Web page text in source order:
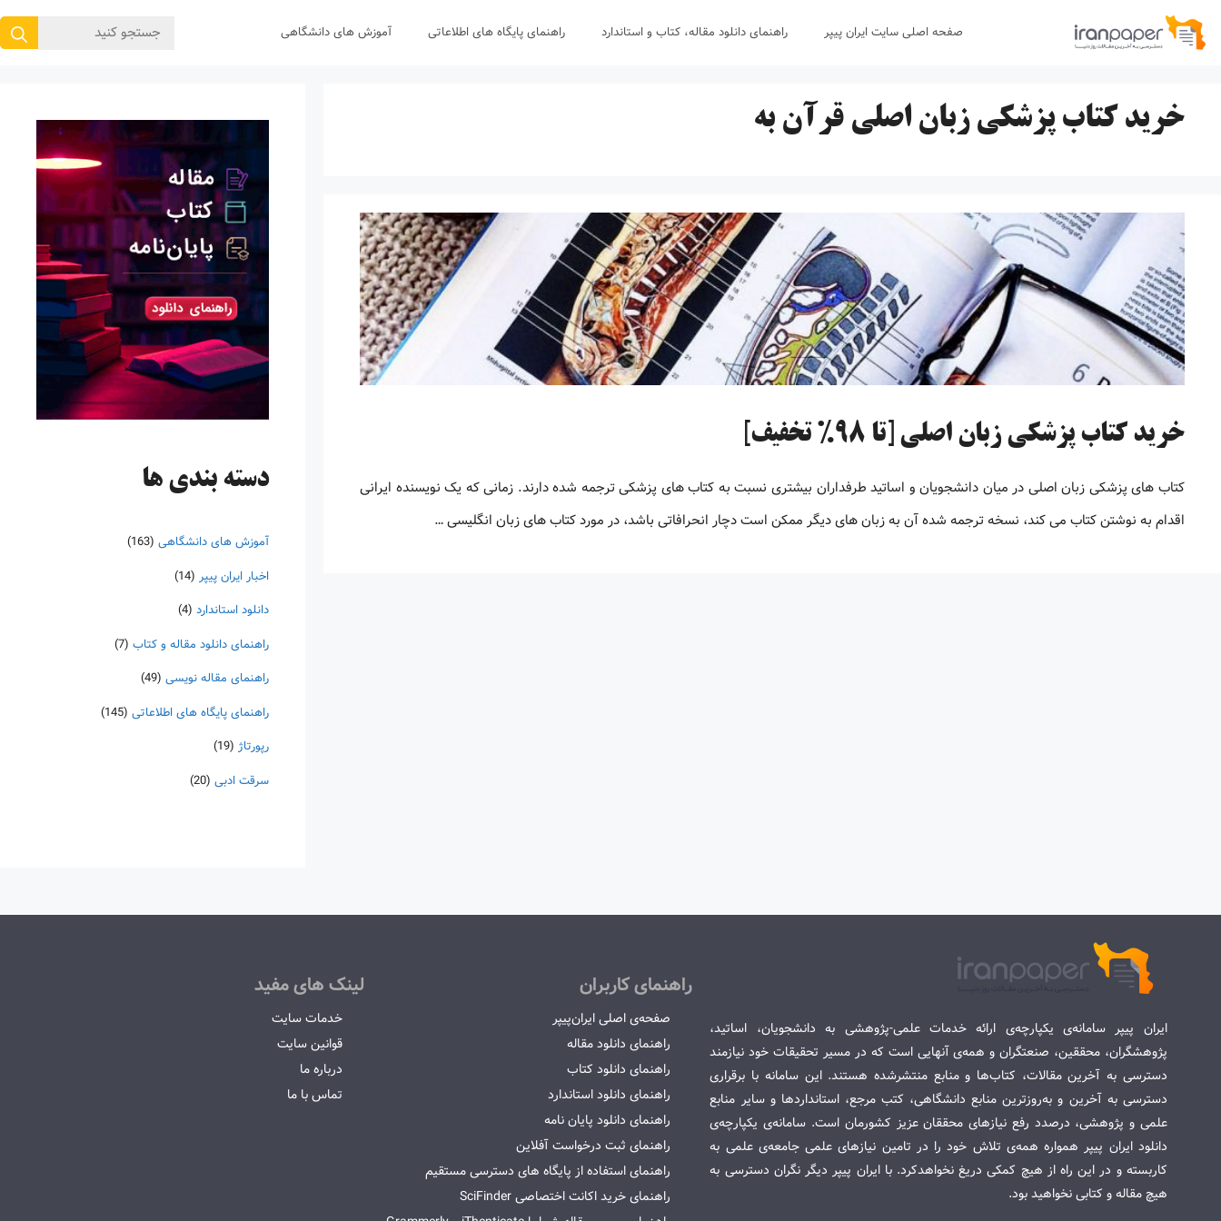
پرش
صفحه اصلی سایت ایران پیپر راهنمای دانلود مقاله، کتاب و استاندارد راهنمای پایگاه های اطلاعاتی آموزش های دانشگاهی
جستجوی
خرید کتاب پزشکی زبان اصلی قرآن به
خرید کتاب پزشکی زبان اصلی [تا 98% تخفیف]
کتاب های پزشکی زبان اصلی در میان دانشجویان و اساتید طرفداران بیشتری نسبت به کتاب های پزشکی ترجمه شده دارند. زمانی که یک نویسنده ایرانی
اقدام به نوشتن کتاب می کند، نسخه ترجمه شده آن به زبان های دیگر ممکن است دچار انحرافاتی باشد، در مورد کتاب های زبان انگلیسی …
دسته‌ بندی ها
آموزش های دانشگاهی (163)
اخبار ایران پیپر (14)
دانلود استاندارد (4)
راهنمای دانلود مقاله و کتاب (7)
راهنمای مقاله نویسی (49)
راهنمای پایگاه های اطلاعاتی (145)
رپورتاژ (19)
سرقت ادبی (20)
ایران پیپر سامانه‌ی یکپارچه‌ی ارائه خدمات علمی-پژوهشی به دانشجویان، اساتید،
پژوهشگران، محققین، صنعتگران و همه‌ی آنهایی است که در مسیر تحقیقات خود نیازمند
دسترسی به آخرین مقالات، کتاب‌ها و منابع منتشرشده هستند. این سامانه با برقراری
دسترسی به آخرین و به‌روزترین منابع دانشگاهی، کتب مرجع، استانداردها و سایر منابع
علمی و پژوهشی، درصدد رفع نیازهای محققان عزیز کشورمان است. سامانه‌ی یکپارچه‌ی
دانلود ایران پیپر همواره همه‌ی تلاش خود را در تامین نیازهای علمی جامعه‌ی علمی به
کاربسته و در این راه از هیچ کمکی دریغ نخواهدکرد. با ایران پیپر دیگر نگران دسترسی به
هیچ مقاله و کتابی نخواهید بود.
راهنمای کاربران
صفحه‌ی اصلی ایران‌پیپر
راهنمای دانلود مقاله
راهنمای دانلود کتاب
راهنمای دانلود استاندارد
راهنمای دانلود پایان نامه
راهنمای ثبت درخواست آفلاین
راهنمای استفاده از پایگاه های دسترسی مستقیم
راهنمای خرید اکانت اختصاصی SciFinder
لینک های مفید
خدمات سایت
قوانین سایت
درباره ما
تماس با ما